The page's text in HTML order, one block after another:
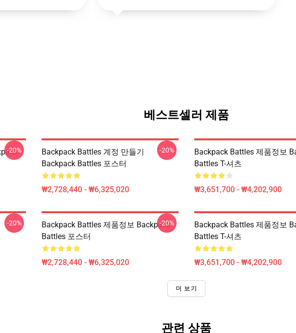
베스트셀러 제품
-20%
Backpack Battles 계정 만들기
Backpack Battles 포스터
₩2,728,440 - ₩6,325,020
-20%
Backpack Battles 제품정보
Battles T-셔츠
₩3,651,700 - ₩4,202,900
-20%
Backpack Battles 제품정보 Backpack
Battles 포스터
₩2,728,440 - ₩6,325,020
-20%
Backpack Battles 제품정보
Battles T-셔츠
₩3,651,700 - ₩4,202,900
더 보기
관련 상품